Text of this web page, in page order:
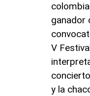
ganador
V
y la